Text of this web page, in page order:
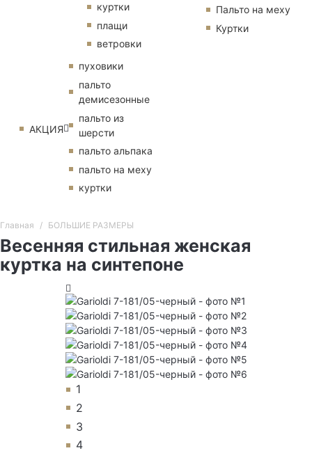
куртки
плащи
ветровки
АКЦИЯ
пуховики
пальто
демисезонные
пальто из
шерсти
пальто альпака
пальто на меху
куртки
Пальто на меху
Куртки
Главная БОЛЬШИЕ РАЗМЕРЫ
Весенняя стильная женская
куртка на синтепоне
1
2
3
4